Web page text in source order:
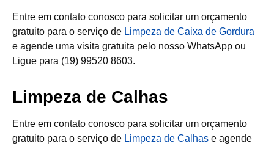
Entre em contato conosco para solicitar um orçamento
gratuito para o serviço de Limpeza de Caixa de Gordura
e agende uma visita gratuita pelo nosso WhatsApp ou
Ligue para (19) 99520 8603.
Limpeza de Calhas
Entre em contato conosco para solicitar um orçamento
gratuito para o serviço de Limpeza de Calhas e agende